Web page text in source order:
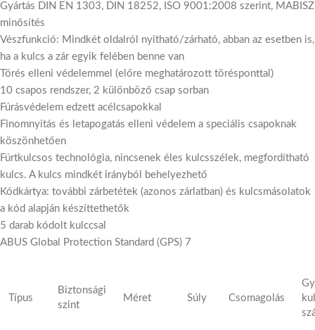
Gyártás DIN EN 1303, DIN 18252, ISO 9001:2008 szerint, MABISZ
minősítés
Vészfunkció: Mindkét oldalról nyitható/zárható, abban az esetben is,
ha a kulcs a zár egyik felében benne van
Törés elleni védelemmel (előre meghatározott törésponttal)
10 csapos rendszer, 2 különböző csap sorban
Fúrásvédelem edzett acélcsapokkal
Finomnyitás és letapogatás elleni védelem a speciális csapoknak
köszönhetően
Fúrtkulcsos technológia, nincsenek éles kulcsszélek, megfordítható
kulcs. A kulcs mindkét irányból behelyezhető
Kódkártya: további zárbetétek (azonos zárlatban) és kulcsmásolatok
a kód alapján készíttethetők
5 darab kódolt kulccsal
ABUS Global Protection Standard (GPS) 7
Típus
Biztonsági
szint
Méret Súly Csomagolás